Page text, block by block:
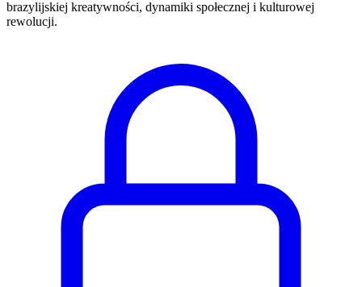
brazylijskiej kreatywności, dynamiki społecznej i kulturowej
rewolucji.